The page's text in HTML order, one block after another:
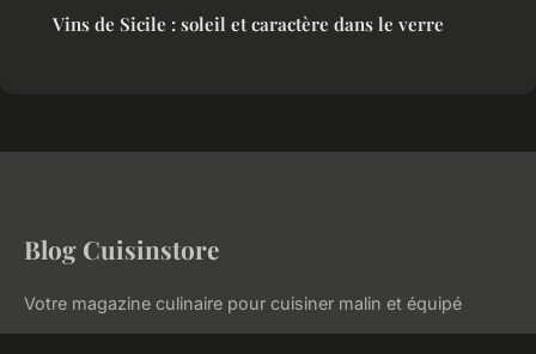
Vins de Sicile : soleil et caractère dans le verre
Blog Cuisinstore
Votre magazine culinaire pour cuisiner malin et équipé